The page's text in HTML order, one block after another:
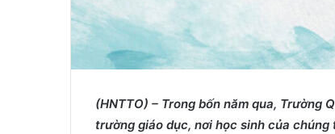
(HNTTO) – Trong bốn năm qua, Trường
trường giáo dục, nơi học sinh của